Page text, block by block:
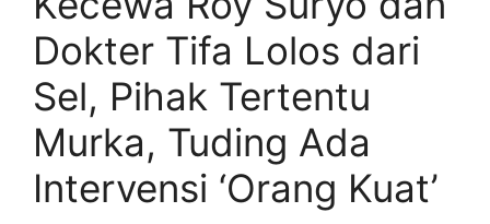
Dokter Tifa Lolos dari
Sel, Pihak Tertentu
Murka, Tuding Ada
Intervensi ‘Orang Kuat’